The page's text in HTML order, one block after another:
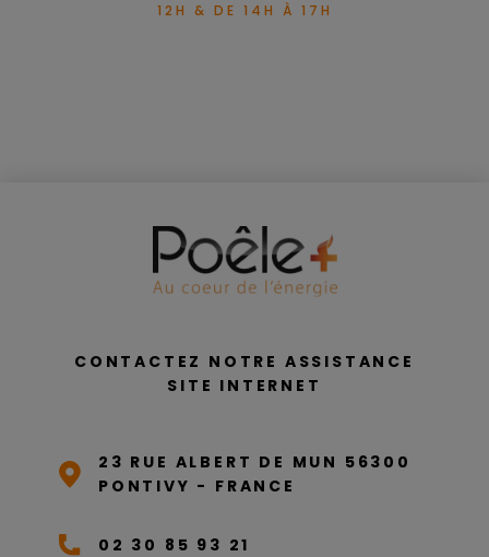
12H & DE 14H À 17H
CONTACTEZ NOTRE ASSISTANCE
SITE INTERNET
23 RUE ALBERT DE MUN 56300
PONTIVY - FRANCE
02 30 85 93 21